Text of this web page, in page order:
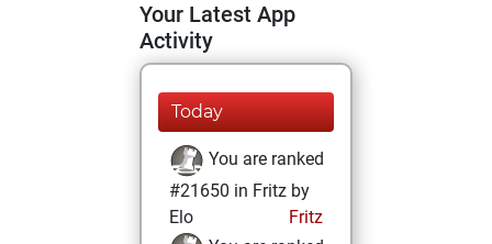
Your Latest App
Activity
Today
You are ranked
#21650 in Fritz by
Elo
Fritz